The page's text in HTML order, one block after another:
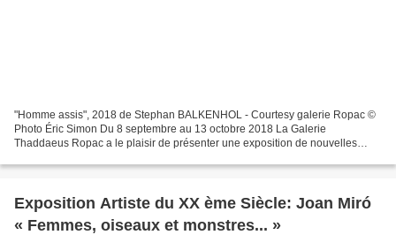
"Homme assis", 2018 de Stephan BALKENHOL - Courtesy galerie Ropac ©
Photo Éric Simon Du 8 septembre au 13 octobre 2018 La Galerie
Thaddaeus Ropac a le plaisir de présenter une exposition de nouvelles
Exposition Artiste du XX ème Siècle: Joan Miró
« Femmes, oiseaux et monstres... »